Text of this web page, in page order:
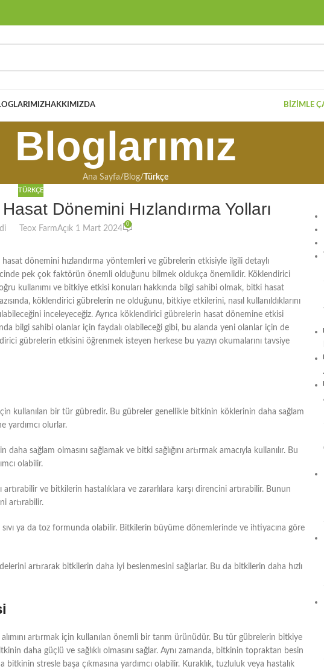
HAKKIMIZDA BIZIMLE
Bloglarımız
Ana Sayfa/ Blog/ Türkçe
TÜRKÇE
Dönemini Hızlandırma Yolları
Teox FarmAçık 1 Mart 2024
0
dönemini hızlandırma yöntemleri ve gübrelerin etkisiyle ilgili detaylı
pek çok faktörün önemli olduğunu bilmek oldukça önemlidir. Köklendirici
kullanımı ve bitkiye etkisi konuları hakkında bilgi sahibi olmak, bitki hasat
köklendirici gübrelerin ne olduğunu, bitkiye etkilerini, nasıl kullanıldıklarını
inceleyeceğiz. Ayrıca köklendirici gübrelerin hasat dönemine etkisi
bilgi sahibi olanlar için faydalı olabileceği gibi, bu alanda yeni olanlar için de
gübrelerin etkisini öğrenmek isteyen herkese bu yazıyı okumalarını tavsiye
kullanılan bir tür gübredir. Bu gübreler genellikle bitkinin köklerinin daha sağlam
yardımcı olurlar.
sağlam olmasını sağlamak ve bitki sağlığını artırmak amacıyla kullanılır. Bu
olabilir.
artırabilir ve bitkilerin hastalıklara ve zararlılara karşı direncini artırabilir. Bunun
artırabilir.
ya da toz formunda olabilir. Bitkilerin büyüme dönemlerinde ve ihtiyacına göre
artırarak bitkilerin daha iyi beslenmesini sağlarlar. Bu da bitkilerin daha hızlı
artırmak için kullanılan önemli bir tarım ürünüdür. Bu tür gübrelerin bitkiye
daha güçlü ve sağlıklı olmasını sağlar. Aynı zamanda, bitkinin topraktan besin
bitkinin stresle başa çıkmasına yardımcı olabilir. Kuraklık, tuzluluk veya hastalık